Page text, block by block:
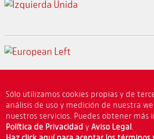
Top| ©2026 IU Madrid
TUIZQUIERDA |
Sólo utilizamos cookies propias y de
análisis de uso y medición de nuestra
nuestros servicios. Puedes obtener más
Política de Privacidad y Aviso Legal